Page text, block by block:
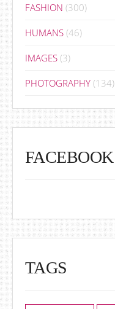
FASHION (300)
HUMANS (46)
IMAGES (3)
PHOTOGRAPHY (134)
FACEBOOK
TAGS